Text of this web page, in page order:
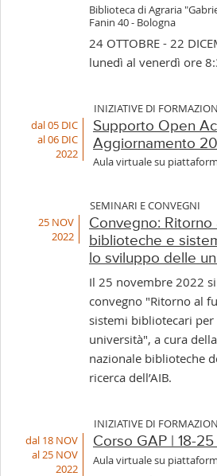
Biblioteca di Agraria
Fanin 40 - Bologna
24 OTTOBRE - 22
lunedì al venerdì ore
INIZIATIVE DI
dal 05 DIC
al 06 DIC
2022
Supporto Open
Aggiornamento
Aula virtuale su
SEMINARI E CONVEGNI
25 NOV
2022
Convegno: Ritorno
biblioteche e
lo sviluppo delle
Il 25 novembre 2022
convegno "Ritorno al
sistemi bibliotecari
università", a cura
nazionale biblioteche
ricerca dell’AIB.
INIZIATIVE DI
dal 18 NOV
al 25 NOV
2022
Corso GAP | 18-
Aula virtuale su